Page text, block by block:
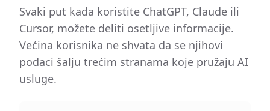
Svaki put kada koristite ChatGPT, Claude ili
Cursor, možete deliti osetljive informacije.
Većina korisnika ne shvata da se njihovi
podaci šalju trećim stranama koje pružaju AI
usluge.